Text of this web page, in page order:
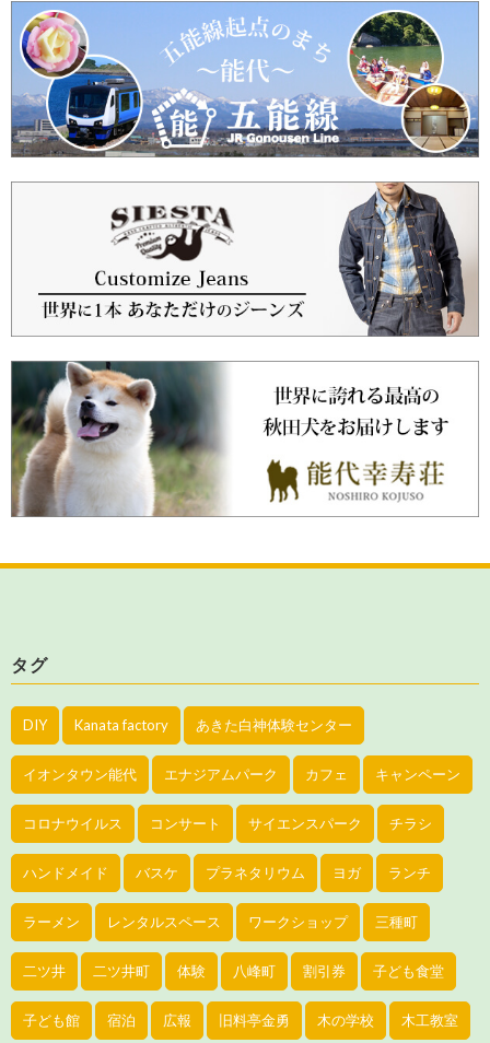
タグ
DIY Kanata factory あきた白神体験センター
イオンタウン能代 エナジアムパーク カフェ キャンペーン
コロナウイルス コンサート サイエンスパーク チラシ
ハンドメイド バスケ プラネタリウム ヨガ ランチ
ラーメン レンタルスペース ワークショップ 三種町
二ツ井 二ツ井町 体験 八峰町 割引券 子ども食堂
子ども館 宿泊 広報 旧料亭金勇 木の学校 木工教室